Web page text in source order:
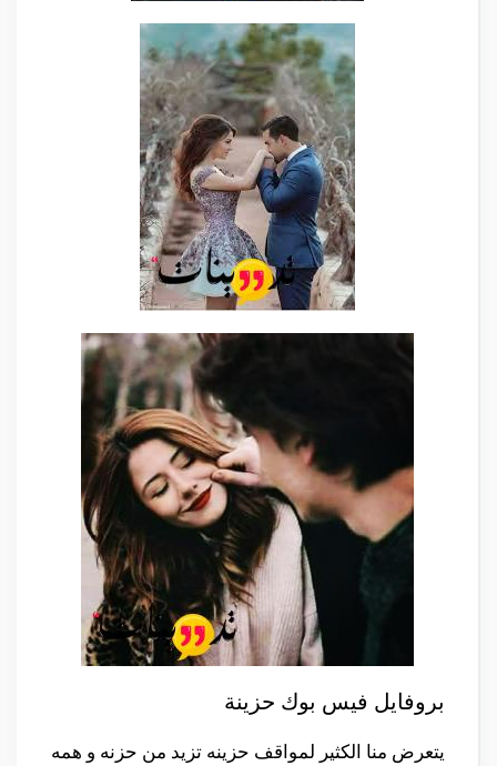
بروفايل فيس بوك حزينة
يتعرض منا الكثير لمواقف حزينه تزيد من حزنه و همه